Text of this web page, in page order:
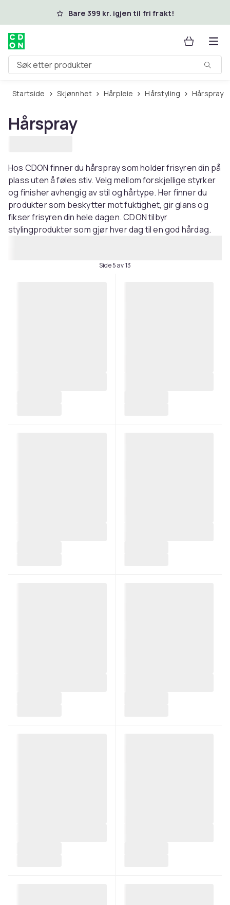
Hopp til hovedinnholdBare 399 kr. igjen til fri frakt!
Søk etter produkter
Startside Skjønnhet Hårpleie Hårstyling Hårspray
Hårspray
Hos CDON finner du hårspray som holder frisyren din på
plass uten å føles stiv. Velg mellom forskjellige styrker
og finisher avhengig av stil og hårtype. Her finner du
produkter som beskytter mot fuktighet, gir glans og
fikser frisyren din hele dagen. CDON tilbyr
stylingprodukter som gjør hver dag til en god hårdag.
Side 5 av 13